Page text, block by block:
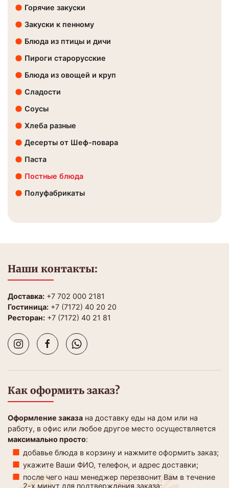
Горячие закуски
Закуски к пенному
Блюда из птицы и дичи
Пироги старорусские
Блюда из овощей и круп
Сладости
Соусы
Хлеба разные
Десерты от Шеф-повара
Паста
Постные блюда
Полуфабрикаты
Наши контакты:
Доставка: +7 702 000 2181
Гостиница: +7 (7172) 40 20 20
Ресторан: +7 (7172) 40 21 81
Как оформить заказ?
Оформление заказа на доставку еды на дом или на
работу, в офис или любое другое место осуществляется
максимально просто:
добавье блюда в корзину и нажмите оформить заказ;
укажите Ваши ФИО, телефон, и адрес доставки;
после чего наш менеджер перезвонит Вам в течение
2-х минут для подтверждения заказа;